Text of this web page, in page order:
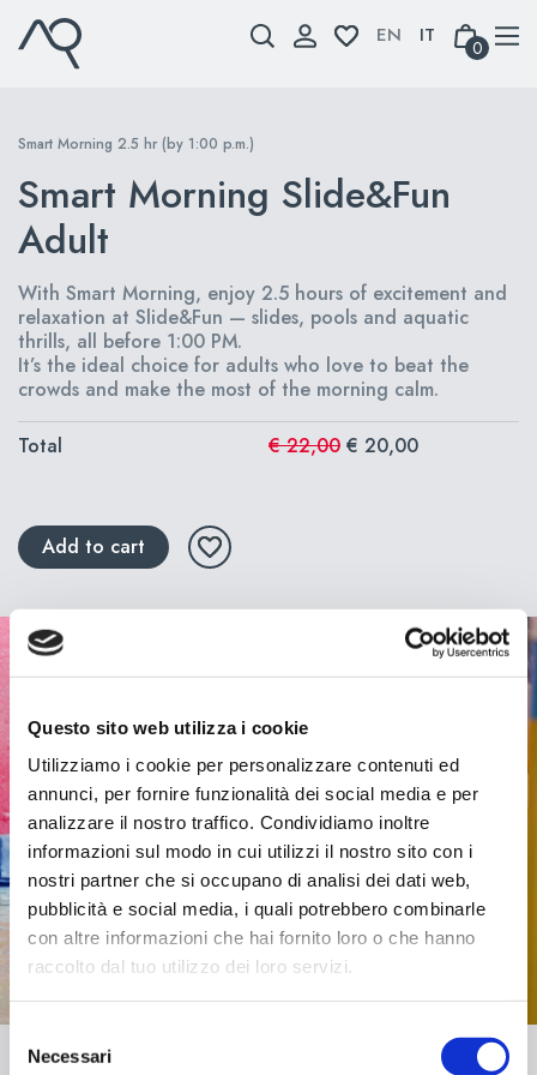
Questo sito web utilizza i cookie
Utilizziamo i cookie per personalizzare contenuti ed
annunci, per fornire funzionalità dei social media e per
analizzare il nostro traffico. Condividiamo inoltre
informazioni sul modo in cui utilizzi il nostro sito con i
nostri partner che si occupano di analisi dei dati web,
pubblicità e social media, i quali potrebbero combinarle
con altre informazioni che hai fornito loro o che hanno
raccolto dal tuo utilizzo dei loro servizi.
Selezione
delNecessari
content
0
Smart Morning 2.5 hr (by 1:00 p.m.)
Smart Morning Slide&Fun
Adult
With Smart Morning, enjoy 2.5 hours of excitement and
relaxation at Slide&Fun — slides, pools and aquatic
thrills, all before 1:00 PM.
It’s the ideal choice for adults who love to beat the
crowds and make the most of the morning calm.
Total € 22,00 € 20,00
Add to cart